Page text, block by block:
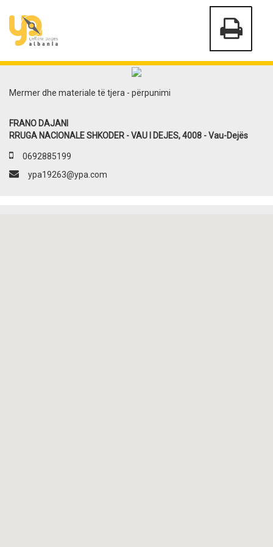
Mermer dhe materiale të tjera - përpunimi
FRANO DAJANI
RRUGA NACIONALE SHKODER - VAU I DEJES, 4008 - Vau-Dejës
0692885199
ypa19263@ypa.com